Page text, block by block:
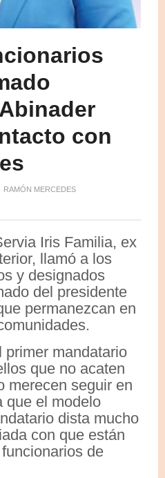
con
RAMÓN MERCEDES
Iris Familia, ex
llamó a los
y designados
del presidente
permanezcan en
primer mandatario
que no acaten
merecen seguir en
que el modelo
dista mucho
con que están
de